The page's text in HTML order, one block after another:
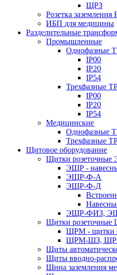
ЩРЗ
Розетка заземления
ИБП для медицины
Разделительные
Промышленные
Однофазные
IP00
IP20
IP54
Трехфазные
IP00
IP20
IP54
Медицинские
Однофазные
Трехфазные
Щитовое оборудование
Щитки
ЭЩР -
ЭЩР-Ф-А
ЭЩР-Ф-Д
ЭЩР-ФИЗ,
Щитки
ЩРМ - щитки
ЩРМ-ШЗ,
Щиты
Щиты вводно-
Шина заземления